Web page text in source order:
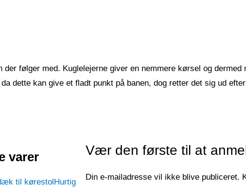
følger med. Kuglelejerne giver en nemmere kørsel og dermed
dette kan give et fladt punkt på banen, dog retter det sig ud
Vær den første til at
Din e-mailadresse vil ikke blive publiceret.
varer
Hurtig